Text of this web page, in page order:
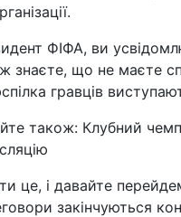
ФІФА, ви
знаєте, що не маєте
гравців
також: Клубний
це, і давайте
закінчуються